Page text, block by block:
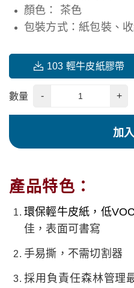
顏色： 茶色
包裝方式：紙包裝、
103 輕牛皮紙膠帶
數量 - +
加
產品特色：
環保輕牛皮紙，低
佳，表面可書寫
手易撕，不需切割器
採用負責任森林管理